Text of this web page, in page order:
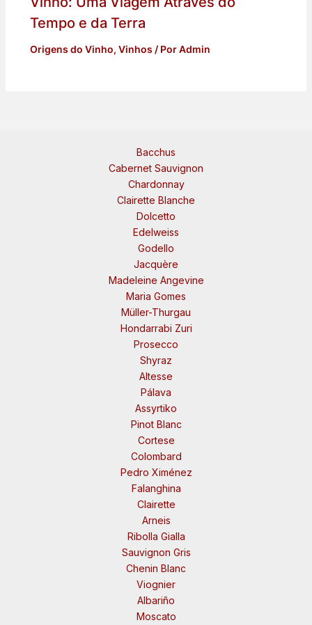
Tempo e da Terra
Origens do Vinho, Vinhos / PorAdmin
Bacchus
Cabernet Sauvignon
Chardonnay
Clairette Blanche
Dolcetto
Edelweiss
Godello
Jacquère
Madeleine Angevine
Maria Gomes
Müller-Thurgau
Hondarrabi Zuri
Prosecco
Shyraz
Altesse
Pálava
Assyrtiko
Pinot Blanc
Cortese
Colombard
Pedro Ximénez
Falanghina
Clairette
Arneis
Ribolla Gialla
Sauvignon Gris
Chenin Blanc
Viognier
Albariño
Moscato